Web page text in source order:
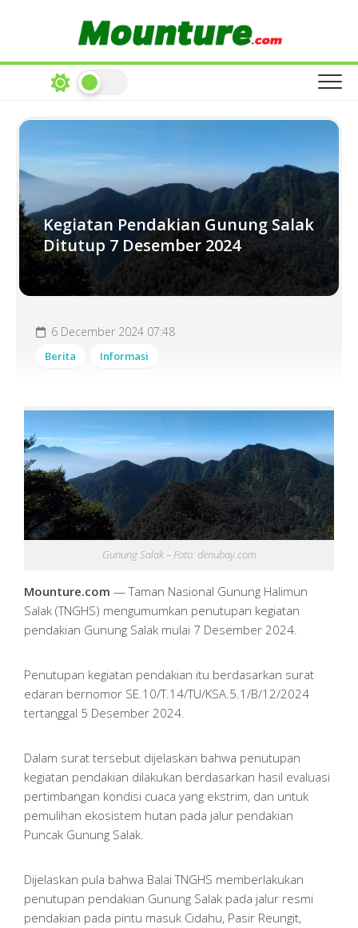
Kegiatan Pendakian Gunung Salak
Ditutup 7 Desember 2024
6 December 2024 07:48
Berita Informasi
Gunung Salak – Foto: denubay.com
Mounture.com — Taman Nasional Gunung Halimun
Salak (TNGHS) mengumumkan penutupan kegiatan
pendakian Gunung Salak mulai 7 Desember 2024.
Penutupan kegiatan pendakian itu berdasarkan surat
edaran bernomor SE.10/T.14/TU/KSA.5.1/B/12/2024
tertanggal 5 Desember 2024.
Dalam surat tersebut dijelaskan bahwa penutupan
kegiatan pendakian dilakukan berdasarkan hasil evaluasi
pertimbangan kondisi cuaca yang ekstrim, dan untuk
pemulihan ekosistem hutan pada jalur pendakian
Puncak Gunung Salak.
Dijelaskan pula bahwa Balai TNGHS memberlakukan
penutupan pendakian Gunung Salak pada jalur resmi
pendakian pada pintu masuk Cidahu, Pasir Reungit,